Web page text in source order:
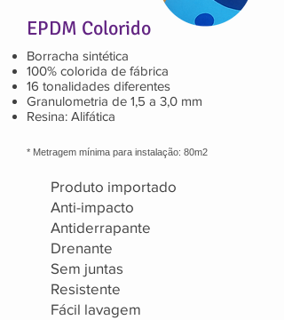
EPDM Colorido
Borracha sintética
100% colorida de fábrica
16 tonalidades diferentes
Granulometria de 1,5 a 3,0 mm
Resina: Alifática
* Metragem mínima para instalação: 80m2
Produto importado
Anti-impacto​
Antiderrapante
Drenante
Sem juntas
Resistente
Fácil lavagem